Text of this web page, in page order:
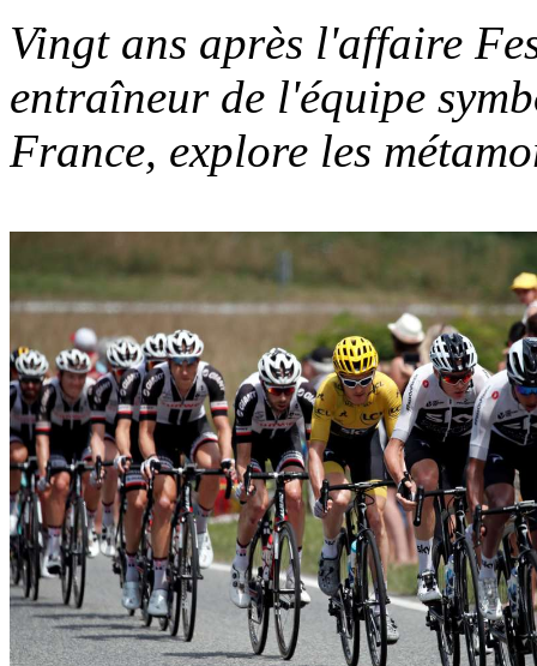
Vingt ans après l'affaire
entraîneur de l'équipe
France, explore les